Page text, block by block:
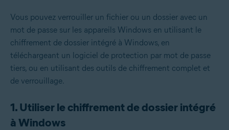
Vous pouvez verrouiller un fichier ou un dossier avec un
mot de passe sur les appareils Windows en utilisant le
chiffrement de dossier intégré à Windows, en
téléchargeant un logiciel de protection par mot de passe
tiers, ou en utilisant des outils de chiffrement complet et
de verrouillage.
1. Utiliser le chiffrement de dossier intégré
à Windows